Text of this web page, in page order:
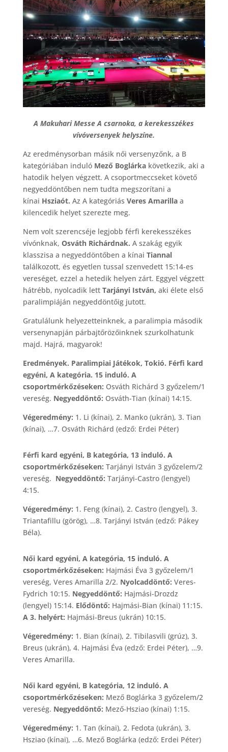
A Makuhari Messe A csarnoka, a kerekesszékes
vívóversenyek helyszíne.
Az eredménysorban másik női versenyzőnk, a B
kategóriában induló Mező Boglárkakövetkezik, aki a
hatodik helyen végzett. A csoportmeccseket követő
negyeddöntőben nem tudta megszorítani a
kínai Hsziaót. Az A kategóriás Veres Amarillaa
kilencedik helyet szerezte meg.
Nem volt szerencséje legjobb férfi kerekesszékes
vívónknak, Osváth Richárdnak. A szakág egyik
klasszisa a negyeddöntőben a kínai Tiannal
találkozott, és egyetlen tussal szenvedett 15:14-es
vereséget, ezzel a hetedik helyen zárt. Eggyel végzett
hátrébb, nyolcadik lett Tarjányi István, aki élete első
paralimpiáján negyeddöntőig jutott.
Gratulálunk helyezetteinknek, a paralimpia második
versenynapján párbajtőrözőinknek szurkolhatunk
majd. Hajrá, magyarok!
Eredmények. Paralimpiai Játékok, Tokió. Férfi kard
egyéni, A kategória. 15 induló. A
csoportmérkőzéseken: Osváth Richárd 3 győzelem/1
vereség. Negyeddöntő: Osváth-Tian (kínai) 14:15.
Végeredmény: 1. Li (kínai), 2. Manko (ukrán), 3. Tian
(kínai), …7. Osváth Richárd (edző: Erdei Péter)
Férfi kard egyéni, B kategória, 13 induló. A
csoportmérkőzéseken: Tarjányi István 3 győzelem/2
vereség. Negyeddöntő: Tarjányi-Castro (lengyel)
4:15.
Végeredmény: 1. Feng (kínai), 2. Castro (lengyel), 3.
Triantafillu (görög), …8. Tarjányi István (edző: Pákey
Béla).
Női kard egyéni, A kategória, 15 induló. A
csoportmérkőzéseken: Hajmási Éva 3 győzelem/1
vereség, Veres Amarilla 2/2. Nyolcaddöntő: Veres-
Fydrich 10:15. Negyeddöntő: Hajmási-Drozdz
(lengyel) 15:14. Elődöntő: Hajmási-Bian (kínai) 11:15.
A 3. helyért: Hajmási-Breus (ukrán) 10:15.
Végeredmény: 1. Bian (kínai), 2. Tibilasvili (grúz), 3.
Breus (ukrán), 4. Hajmási Éva (edző: Erdei Péter), …9.
Veres Amarilla.
Női kard egyéni, B kategória, 12 induló. A
csoportmérkőzéseken: Mező Boglárka 3 győzelem/2
vereség. Negyeddöntő: Mező-Hsziao (kínai) 1:15.
Végeredmény: 1. Tan (kínai), 2. Fedota (ukrán), 3.
Hsziao (kínai), …6. Mező Boglárka (edző: Erdei Péter)